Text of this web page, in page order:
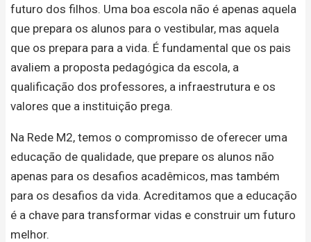
futuro dos filhos. Uma boa escola não é apenas aquela
que prepara os alunos para o vestibular, mas aquela
que os prepara para a vida. É fundamental que os pais
avaliem a proposta pedagógica da escola, a
qualificação dos professores, a infraestrutura e os
valores que a instituição prega.
Na Rede M2, temos o compromisso de oferecer uma
educação de qualidade, que prepare os alunos não
apenas para os desafios acadêmicos, mas também
para os desafios da vida. Acreditamos que a educação
é a chave para transformar vidas e construir um futuro
melhor.